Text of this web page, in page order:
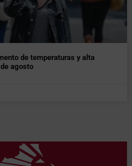
de temperaturas y alta
agosto